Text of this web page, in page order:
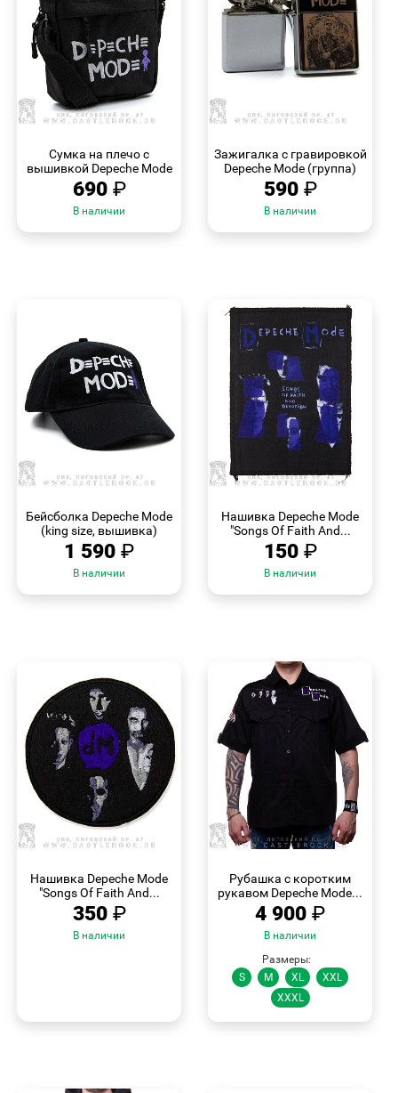
Сумка на плечо с
вышивкой Depeche Mode
690 ₽
В наличии
Зажигалка с гравировкой
Depeche Mode (группа)
590 ₽
В наличии
Бейсболка Depeche Mode
(king size, вышивка)
1 590 ₽
В наличии
Нашивка Depeche Mode
"Songs Of Faith And...
150 ₽
В наличии
Нашивка Depeche Mode
"Songs Of Faith And...
350 ₽
В наличии
Рубашка с коротким
рукавом Depeche Mode...
4 900 ₽
В наличии
Размеры:
S
M XL
XXL
XXXL